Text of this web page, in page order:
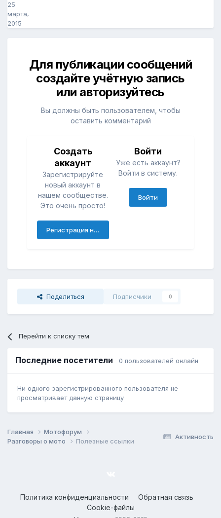
25
марта,
2015
Для публикации сообщений
создайте учётную запись
или авторизуйтесь
Вы должны быть пользователем, чтобы
оставить комментарий
Создать
аккаунт
Зарегистрируйте
новый аккаунт в
нашем сообществе.
Это очень просто!
Регистрация нового пользователя
Войти
Уже есть аккаунт?
Войти в систему.
Войти
Поделиться Подписчики 0
Перейти к списку тем
Последние посетители 0 пользователей онлайн
Ни одного зарегистрированного пользователя не
просматривает данную страницу
Активность
Главная
Мотофорум
Разговоры о мото
Полезные ссылки
Политика конфиденциальности
Обратная связь
Cookie-файлы